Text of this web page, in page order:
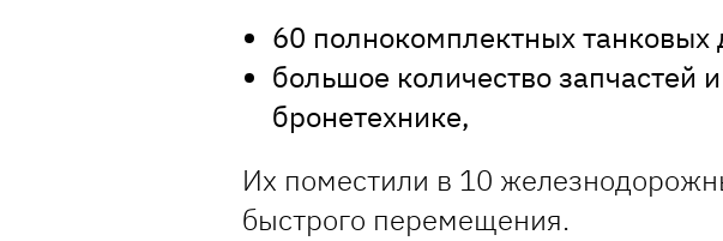
60 полнокомплектных танковых
большое количество запчастей
бронетехнике,
Их поместили в 10
быстрого перемещения.